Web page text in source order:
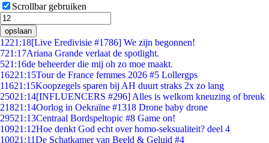
Scrollbar gebruiken
opslaan
1221:18[Live Eredivisie #1786] We zijn begonnen!
721:17Ariana Grande verlaat de spotlight.
521:16de beheerder die mij oh zo moe maakt.
16221:15Tour de France femmes 2026 #5 Lollergps
11621:15Koopzegels sparen bij AH duurt straks 2x zo lang
25021:14[INFLUENCERS #296] Alles is welkom kneuzing of breuk
21821:14Oorlog in Oekraïne #1318 Drone baby drone
29521:13Centraal Bordspeltopic #8 Game on!
10921:12Hoe denkt God echt over homo-seksualiteit? deel 4
10021:11De Schatkamer van Beeld & Geluid #4